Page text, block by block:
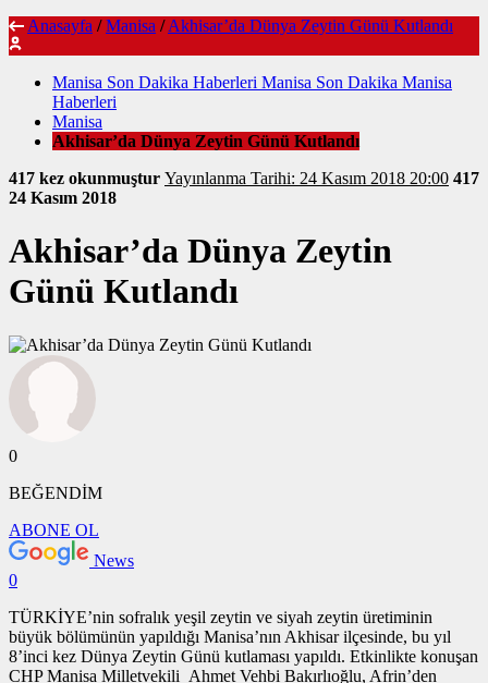
Anasayfa / Manisa / Akhisar’da Dünya Zeytin Günü Kutlandı
Manisa Son Dakika Haberleri Manisa Son Dakika Manisa
Haberleri
Manisa
Akhisar’da Dünya Zeytin Günü Kutlandı
417 kez okunmuştur Yayınlanma Tarihi: 24 Kasım 2018 20:00 417
24 Kasım 2018
Akhisar’da Dünya Zeytin
Günü Kutlandı
0
BEĞENDİM
ABONE OL
News
0
TÜRKİYE’nin sofralık yeşil zeytin ve siyah zeytin üretiminin
büyük bölümünün yapıldığı Manisa’nın Akhisar ilçesinde, bu yıl
8’inci kez Dünya Zeytin Günü kutlaması yapıldı. Etkinlikte konuşan
CHP Manisa Milletvekili Ahmet Vehbi Bakırlıoğlu, Afrin’den